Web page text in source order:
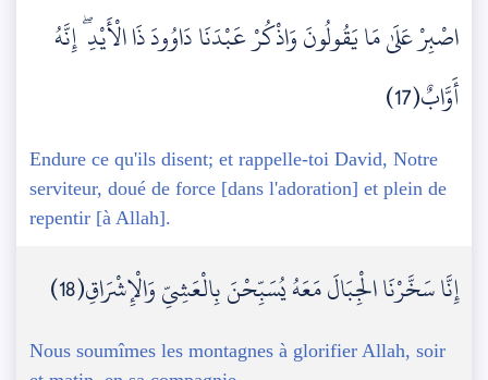
اصْبِرْ عَلَىٰ مَا يَقُولُونَ وَاذْكُرْ عَبْدَنَا دَاوُودَ ذَا الْأَيْدِ ۖ إِنَّهُ
أَوَّابٌ(17)
Endure ce qu'ils disent; et rappelle-toi David, Notre
serviteur, doué de force [dans l'adoration] et plein de
repentir [à Allah].
إِنَّا سَخَّرْنَا الْجِبَالَ مَعَهُ يُسَبِّحْنَ بِالْعَشِيِّ وَالْإِشْرَاقِ(18)
Nous soumîmes les montagnes à glorifier Allah, soir